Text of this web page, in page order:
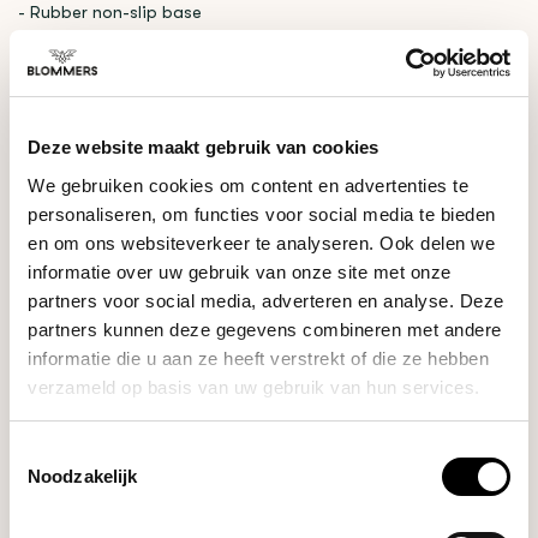
Deze website maakt gebruik van cookies
We gebruiken cookies om content en advertenties te
personaliseren, om functies voor social media te bieden
en om ons websiteverkeer te analyseren. Ook delen we
informatie over uw gebruik van onze site met onze
partners voor social media, adverteren en analyse. Deze
partners kunnen deze gegevens combineren met andere
informatie die u aan ze heeft verstrekt of die ze hebben
verzameld op basis van uw gebruik van hun services.
Noodzakelijk
- Rubber non-slip base
- Dishwasher-safe Tritan basket
-Only suitable for58mm Sage portafilters
RELATED PRODUCTS
Sage
The Dual Boiler
(Brushed Stainless
€1.049,00
Sage
The Dynamic Duo
(Brushed Stainless